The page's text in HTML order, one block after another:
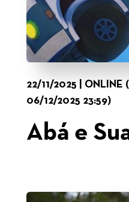
22/11/2025 | ONLINE
06/12/2025 23:59)
Abá e